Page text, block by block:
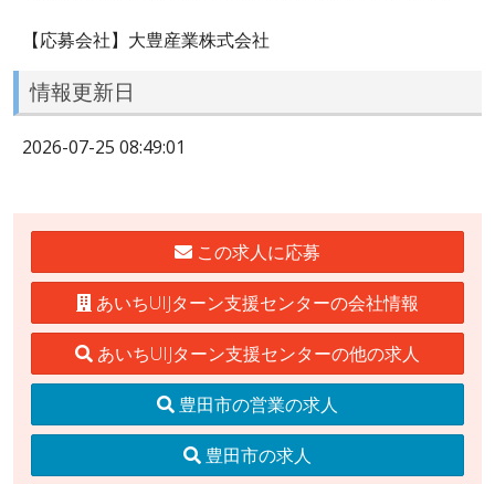
【応募会社】大豊産業株式会社
情報更新日
2026-07-25 08:49:01
この求人に応募
あいちUIJターン支援センターの会社情報
あいちUIJターン支援センターの他の求人
豊田市の営業の求人
豊田市の求人